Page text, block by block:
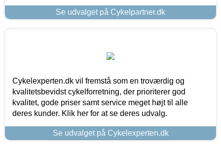
Se udvalget på Cykelpartner.dk
Cykelexperten.dk vil fremstå som en troværdig og
kvalitetsbevidst cykelforretning, der prioriterer god
kvalitet, gode priser samt service meget højt til alle
deres kunder. Klik her for at se deres udvalg.
Se udvalget på Cykelexperten.dk